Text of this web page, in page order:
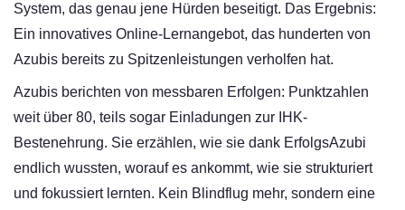
System, das genau jene Hürden beseitigt. Das Ergebnis:
Ein innovatives Online-Lernangebot, das hunderten von
Azubis bereits zu Spitzenleistungen verholfen hat.
Azubis berichten von messbaren Erfolgen: Punktzahlen
weit über 80, teils sogar Einladungen zur IHK-
Bestenehrung. Sie erzählen, wie sie dank ErfolgsAzubi
endlich wussten, worauf es ankommt, wie sie strukturiert
und fokussiert lernten. Kein Blindflug mehr, sondern eine